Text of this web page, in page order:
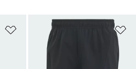
Ajouter à la Liste de produits